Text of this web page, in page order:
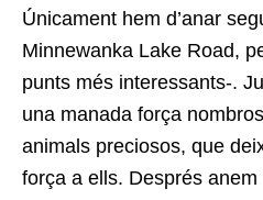
Únicament hem d’anar
Minnewanka Lake Road,
punts més interessants-.
una manada força
animals preciosos, que
força a ells. Després